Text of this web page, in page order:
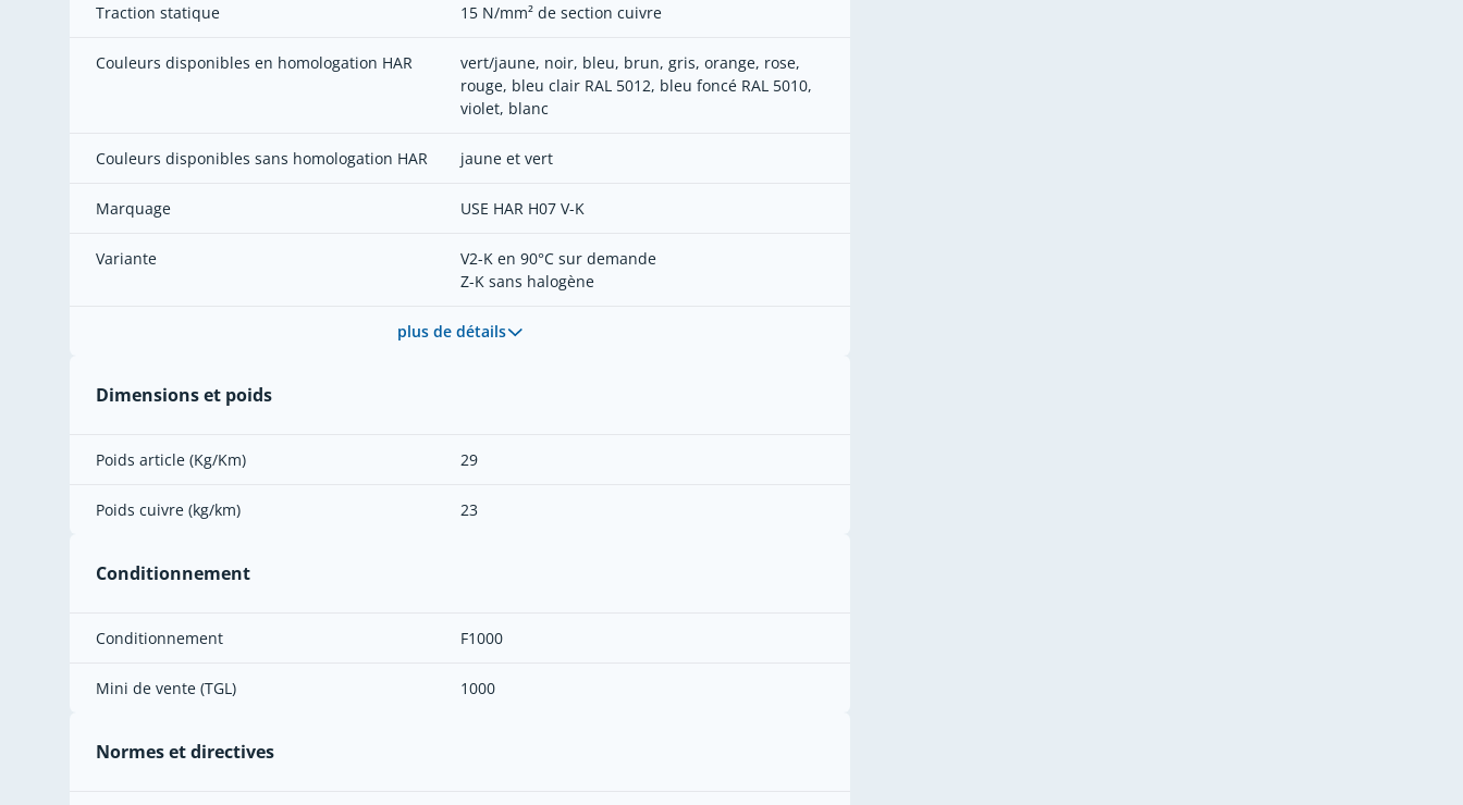
Traction statique 15 N/mm² de section cuivre
Couleurs disponibles en homologation HAR
vert/jaune, noir, bleu, brun, gris, orange, rose,
rouge, bleu clair RAL 5012, bleu foncé RAL 5010,
violet, blanc
Couleurs disponibles sans homologation HAR jaune et vert
Marquage USE HAR H07 V-K
Variante
V2-K en 90°C sur demande
Z-K sans halogène
plus de détails
Dimensions et poids
Poids article (Kg/Km) 29
Poids cuivre (kg/km) 23
Conditionnement
Conditionnement F1000
Mini de vente (TGL) 1000
Normes et directives